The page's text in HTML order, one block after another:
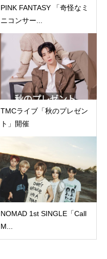
PINK FANTASY 「奇怪なミ
ニコンサー...
TMCライブ「秋のプレゼン
ト」開催
NOMAD 1st SINGLE「Call
M...